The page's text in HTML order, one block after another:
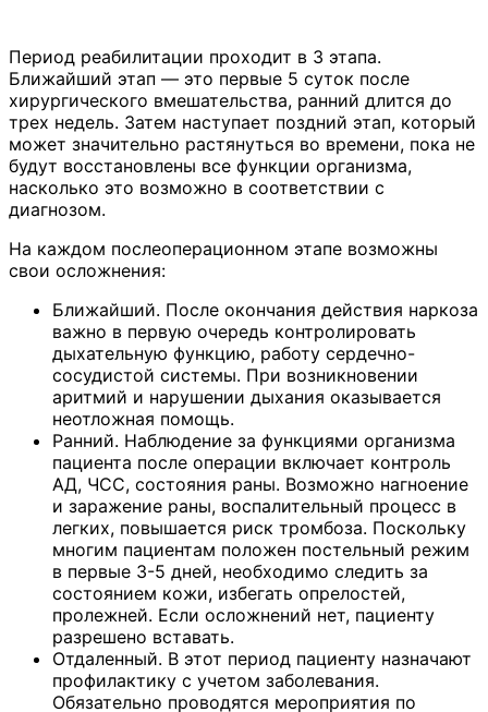
Период реабилитации проходит в 3 этапа.
Ближайший этап — это первые 5 суток после
хирургического вмешательства, ранний длится до
трех недель. Затем наступает поздний этап, который
может значительно растянуться во времени, пока не
будут восстановлены все функции организма,
насколько это возможно в соответствии с
диагнозом.
На каждом послеоперационном этапе возможны
свои осложнения:
Ближайший. После окончания действия наркоза
важно в первую очередь контролировать
дыхательную функцию, работу сердечно-
сосудистой системы. При возникновении
аритмий и нарушении дыхания оказывается
неотложная помощь.
Ранний. Наблюдение за функциями организма
пациента после операции включает контроль
АД, ЧСС, состояния раны. Возможно нагноение
и заражение раны, воспалительный процесс в
легких, повышается риск тромбоза. Поскольку
многим пациентам положен постельный режим
в первые 3-5 дней, необходимо следить за
состоянием кожи, избегать опрелостей,
пролежней. Если осложнений нет, пациенту
разрешено вставать.
Отдаленный. В этот период пациенту назначают
профилактику с учетом заболевания.
Обязательно проводятся мероприятия по